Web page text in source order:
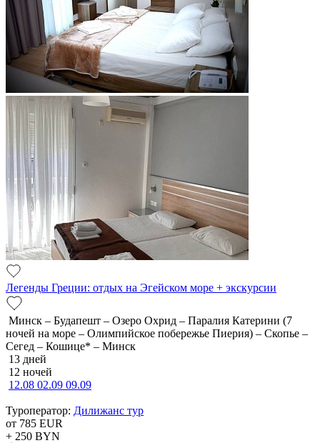
Легенды Греции: отдых на Эгейском море + экскурсии
Минск – Будапешт – Озеро Охрид – Паралия Катерини (7
ночей на море – Олимпийское побережье Пиерия) – Скопье –
Сегед – Кошице* – Минск
13 дней
12 ночей
12.08 02.09 09.09
Туроператор: Дилижанс тур
от 785 EUR
+ 250 BYN